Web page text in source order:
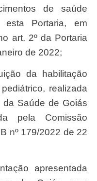
de saúde
Portaria, em
art. 2º da Portaria
de 2022;
realizada
da Saúde de Goiás
pela Comissão
nº 179/2022 de 22